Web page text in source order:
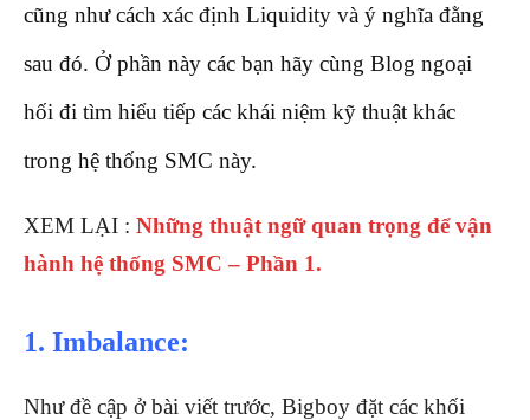
cũng như cách xác định Liquidity và ý nghĩa đằng
sau đó. Ở phần này các bạn hãy cùng Blog ngoại
hối đi tìm hiểu tiếp các khái niệm kỹ thuật khác
trong hệ thống SMC này.
XEM LẠI : Những thuật ngữ quan trọng để vận
hành hệ thống SMC – Phần 1.
1. Imbalance:
Như đề cập ở bài viết trước, Bigboy đặt các khối